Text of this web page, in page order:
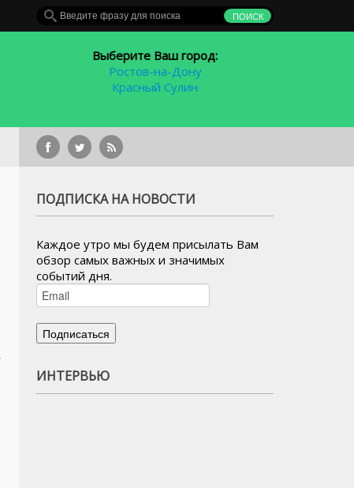
Выберите Ваш город:
Ростов-на-Дону
Красный Сулин
ПОДПИСКА НА НОВОСТИ
Каждое утро мы будем присылать Вам
обзор самых важных и значимых
событий дня.
ИНТЕРВЬЮ